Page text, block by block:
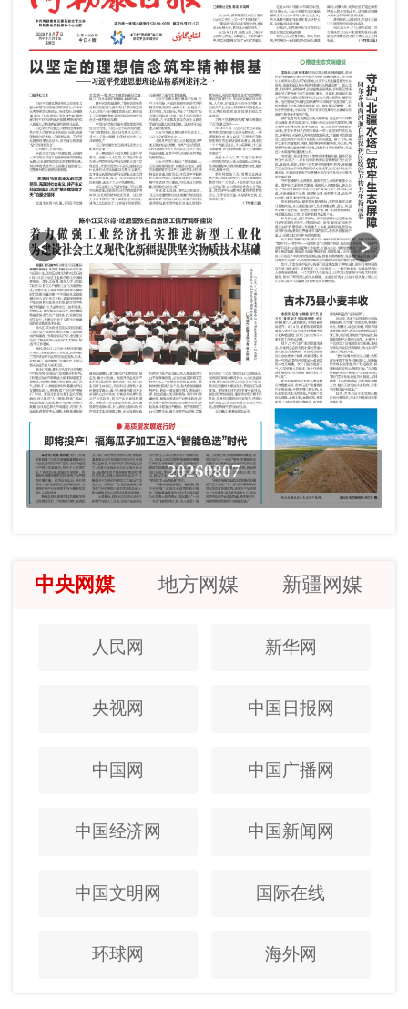
20260807
中央网媒 地方网媒 新疆网媒
人民网 新华网
央视网 中国日报网
中国网 中国广播网
中国经济网 中国新闻网
中国文明网 国际在线
环球网 海外网